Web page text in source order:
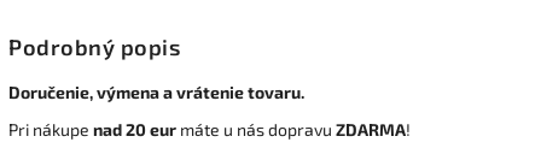
Podrobný popis
Doručenie, výmena a vrátenie tovaru.
Pri nákupe nad 20 eur máte u nás dopravu ZDARMA!